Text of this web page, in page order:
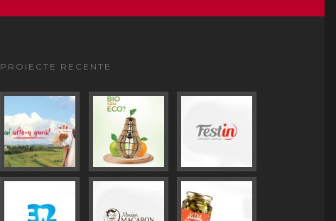
PROIECTE RECENTE